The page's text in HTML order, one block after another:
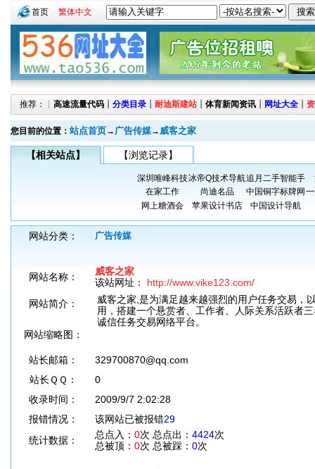
首页 繁体中文
推荐：┊ 高速流量代码 ┊ 分类目录 ┊ 耐迪斯建站 ┊ 体育新闻资讯 ┊ 网址大全 ┊
您目前的位置： 站点首页→ 广告传媒→威客之家
【相关站点】 【浏览记录】
深圳唯峰科技冰帝Q技术导航追月二手智能手
在家工作
尚迪名品 中国铜字标牌网
网上糖酒会
苹果设计书店 中国设计导航
网站分类： 广告传媒
网站名称：
威客之家
该站网址： http://www.vike123.com/
网站简介：
威客之家,是为满足越来越强烈的用户任务交易，
用，搭建一个悬赏者、工作者、人际关系活跃者
诚信任务交易网络平台。
网站缩略图：
站长邮箱：
329700870@qq.com
站长ＱＱ：
0
收录时间：
2009/9/7 2:02:28
报错情况：
该网站已被报错29
统计数据：
总点入： 0次 总点出： 4424次
总被顶： 0次 总被踩： 0次